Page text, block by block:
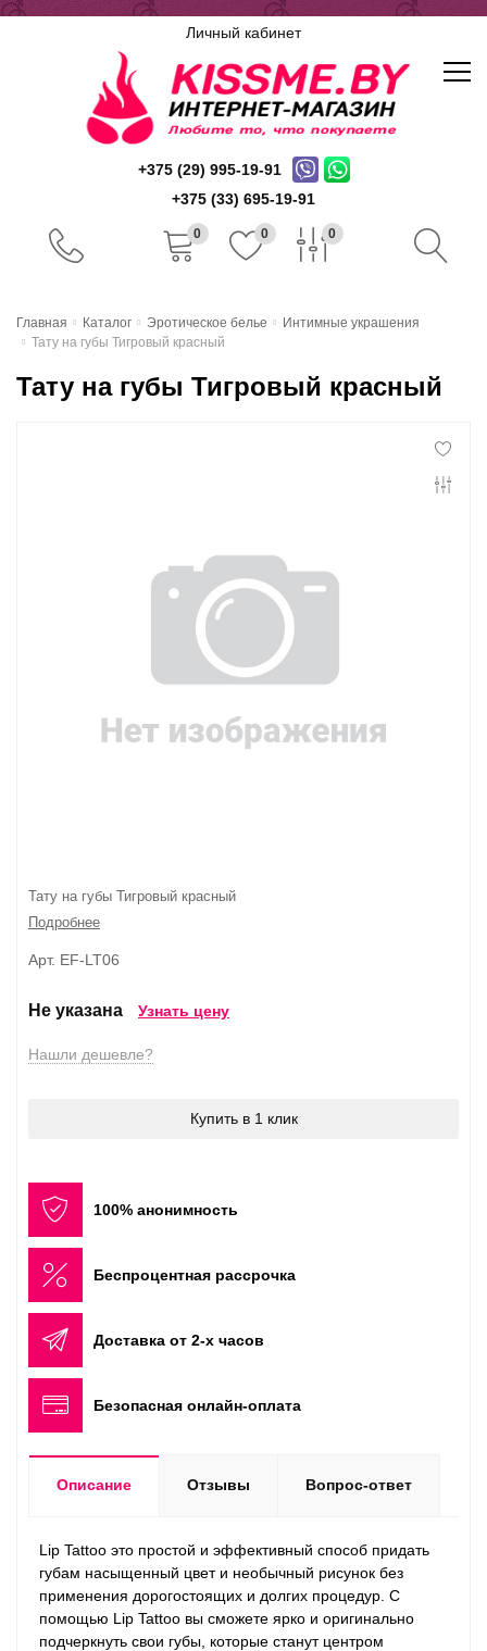
Личный кабинет
+375 (29) 995-19-91
+375 (33) 695-19-91
0 0 0
Доставка и оплата
Гарантии и возврат
Беспроцентная рассрочка
Главная Каталог Эротическое белье
Интимные украшения
Тату на губы Тигровый красный
Тату на губы Тигровый красный
Тату на губы Тигровый красный
Подробнее
Арт. EF-LT06
Не указана Узнать цену
Нашли дешевле?
Купить в 1 клик
100% анонимность
Беспроцентная рассрочка
Доставка от 2-х часов
Безопасная онлайн-оплата
Описание Отзывы Вопрос-ответ
Lip Tattoo это простой и эффективный способ придать
губам насыщенный цвет и необычный рисунок без
применения дорогостоящих и долгих процедур. С
помощью Lip Tattoo вы сможете ярко и оригинально
подчеркнуть свои губы, которые станут центром